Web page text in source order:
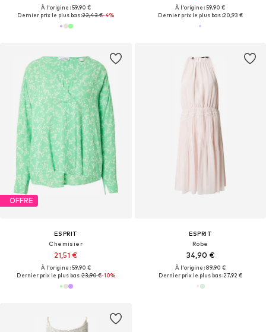
À l'origine : 59,90 €
Dernier prix le plus bas :22,43 €-4%
À l'origine : 59,90 €
Dernier prix le plus bas :20,93 €
OFFRE
ESPRIT
Chemisier
21,51 €
À l'origine : 59,90 €
Dernier prix le plus bas :23,90 €-10%
ESPRIT
Robe
34,90 €
À l'origine : 89,90 €
Dernier prix le plus bas :27,92 €